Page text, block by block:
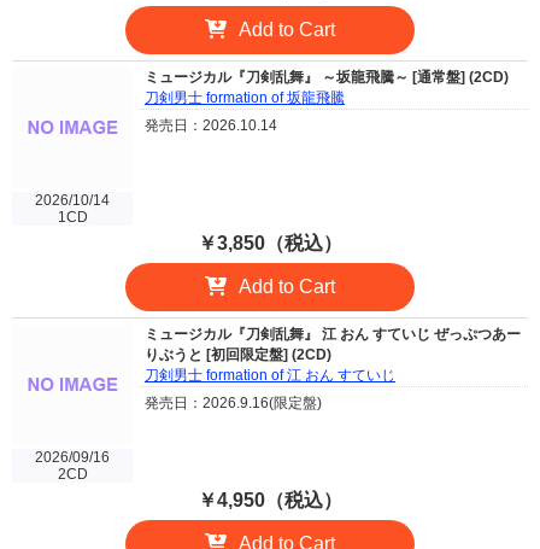
Add to Cart
2026/10/14
1CD
ミュージカル『刀剣乱舞』 ～坂龍飛騰～ [通常盤] (2CD)
刀剣男士 formation of 坂龍飛騰
発売日：2026.10.14
￥3,850（税込）
Add to Cart
2026/09/16
2CD
ミュージカル『刀剣乱舞』 江 おん すていじ ぜっぷつあー
りぶうと [初回限定盤] (2CD)
刀剣男士 formation of 江 おん すていじ
発売日：2026.9.16(限定盤)
￥4,950（税込）
Add to Cart